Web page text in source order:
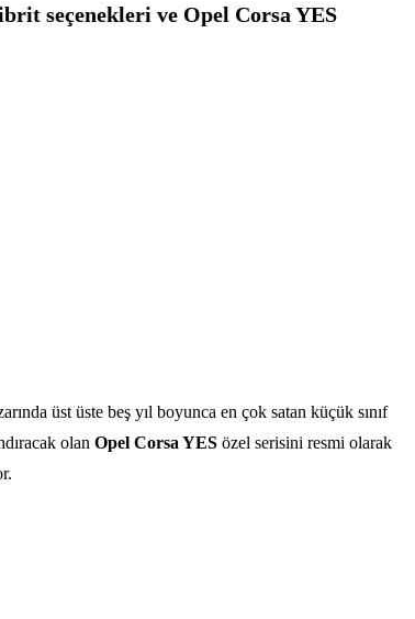
seçenekleri ve Opel Corsa YES
üst üste beş yıl boyunca en çok satan küçük sınıf
olan Opel Corsa YES özel serisini resmi olarak